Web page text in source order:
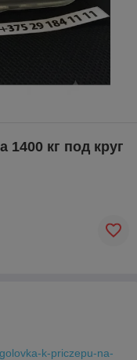
1400 кг под круг
k-priczepu-na-